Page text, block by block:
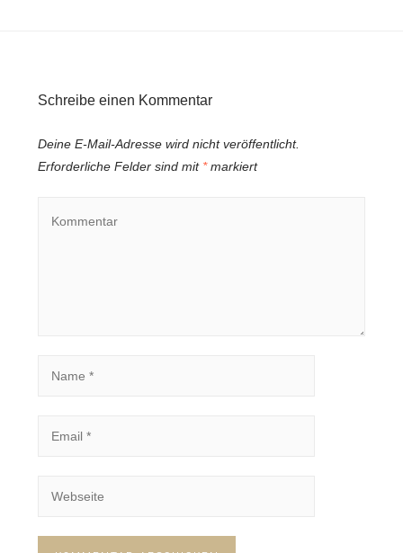
Schreibe einen Kommentar
Deine E-Mail-Adresse wird nicht veröffentlicht.
Erforderliche Felder sind mit *markiert